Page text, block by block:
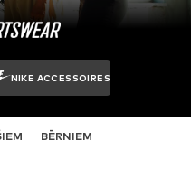
NIKE ACCESSOIRES
BĒRNIEM